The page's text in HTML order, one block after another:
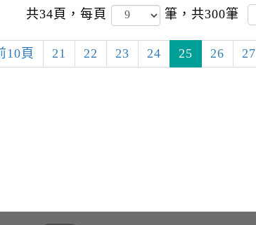
共34頁，每頁 筆，共300筆
10頁 21 22 23 24 25 26 27